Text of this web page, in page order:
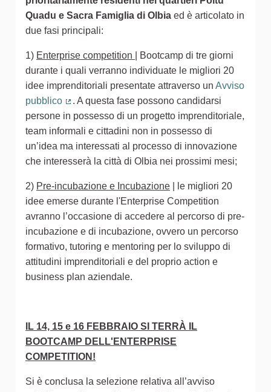
Quadu e Sacra Famiglia di Olbia ed è articolato in
due fasi principali:
1) Enterprise competition
Bootcamp di tre giorni
durante i quali verranno individuate le migliori 20
idee imprenditoriali presentate attraverso un Avviso
pubblico
(Collegamento esterno)
. A questa fase possono candidarsi
persone in possesso di un progetto imprenditoriale,
team informali e cittadini non in possesso di
un’idea ma interessati al processo di innovazione
che interesserà la città di Olbia nei prossimi mesi;
2) Pre-incubazione e Incubazione | le migliori 20
idee emerse durante l'Enterprise Competition
avranno l’occasione di accedere al percorso di pre-
incubazione e di incubazione, ovvero un percorso
formativo, tutoring e mentoring per lo sviluppo di
attitudini imprenditoriali e del proprio action e
business plan aziendale.
IL 14, 15 e 16 FEBBRAIO SI TERRÀ IL
BOOTCAMP DELL'ENTERPRISE
COMPETITION!
Si è conclusa la selezione relativa all’avviso